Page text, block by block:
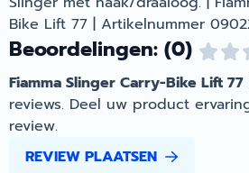
Bike Lift 77 | Artikelnummer
Beoordelingen: (0)
Fiamma Slinger Carry-Bike Lift 77
reviews. Deel uw product
review.
REVIEW PLAATSEN